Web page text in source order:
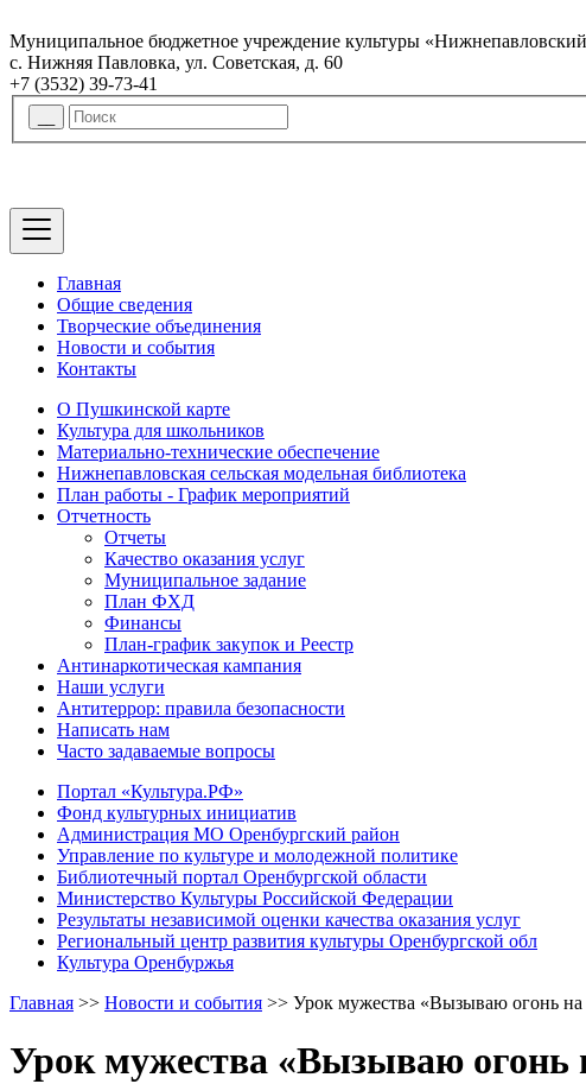
Муниципальное бюджетное учреждение культуры
с. Нижняя Павловка, ул. Советская, д. 60
+7 (3532) 39-73-41
Главная
Общие сведения
Творческие объединения
Новости и события
Контакты
О Пушкинской карте
Культура для школьников
Материально-технические обеспечение
Нижнепавловская сельская модельная библиотека
План работы - График мероприятий
Отчетность
Отчеты
Качество оказания услуг
Муниципальное задание
План ФХД
Финансы
План-график закупок и Реестр
Антинаркотическая кампания
Наши услуги
Антитеррор: правила безопасности
Написать нам
Часто задаваемые вопросы
Портал «Культура.РФ»
Фонд культурных инициатив
Администрация МО Оренбургский район
Управление по культуре и молодежной политике
Библиотечный портал Оренбургской области
Министерство Культуры Российской Федерации
Результаты независимой оценки качества оказания услуг
Региональный центр развития культуры Оренбургской обл
Культура Оренбуржья
Главная >> Новости и события >> Урок мужества «Вызываю огонь на
Урок мужества «Вызываю огонь